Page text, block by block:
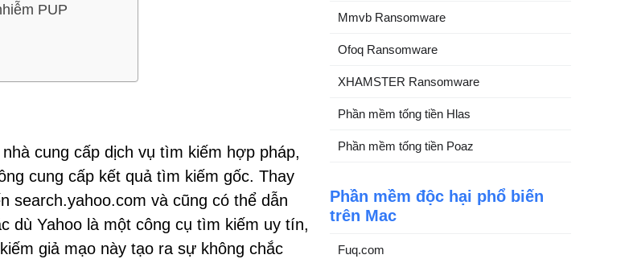
PUP
cung cấp dịch vụ tìm kiếm hợp pháp,
cung cấp kết quả tìm kiếm gốc. Thay
search.yahoo.com và cũng có thể dẫn
dù Yahoo là một công cụ tìm kiếm uy tín,
giả mạo này tạo ra sự không chắc
Mmvb Ransomware
Ofoq Ransomware
XHAMSTER Ransomware
Phần mềm tống tiền Hlas
Phần mềm tống tiền Poaz
Phần mềm độc hại phổ biến
trên Mac
Fuq.com